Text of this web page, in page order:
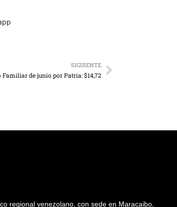
SIGUIENTE
de junio por Patria: $14,72
regional venezolano, con sede en Maracaibo,